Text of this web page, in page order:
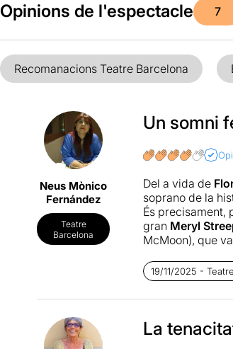
Opinions de l'espectacle 7
Recomanacions Teatre Barcelona
Neus Mònico
Fernández
Teatre
Barcelona
Un somni
Del a vida de
soprano de la
És precisament,
gran Meryl
McMoon), que
Sota la direcció
als
Haig de dir que
Riberaens fa
cantar, som
19/11/2025 -
La